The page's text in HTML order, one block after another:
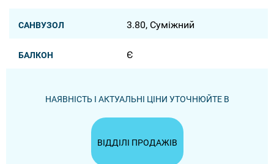
САНВУЗОЛ 3.80, Суміжний
БАЛКОН Є
НАЯВНІСТЬ І АКТУАЛЬНІ ЦІНИ УТОЧНЮЙТЕ В
ВІДДІЛІ ПРОДАЖІВ